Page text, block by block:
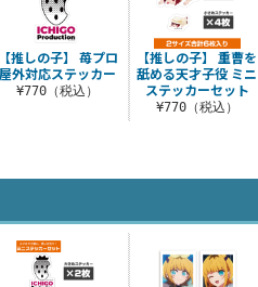
【推しの子】 苺プロ
屋外対応ステッカー
¥770（税込）
【推しの子】 重曹を
舐める天才子役 ミニ
ステッカーセット
¥770（税込）